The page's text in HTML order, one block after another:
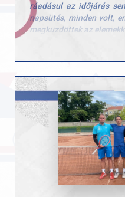
ráadásul az időjárás
napsütés, minden volt,
megküzdöttek az
TC ellen 5:2-re nyerték
is legyőzték 4:3-ra és